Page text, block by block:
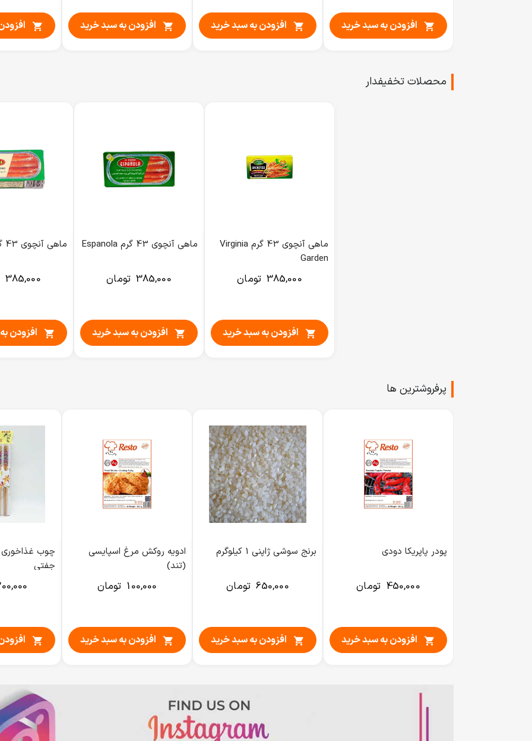
  افزودن به سبد خرید  افزودن به سبد خرید  افزودن به سبد خرید
محصلات تخفیفدار
ماهی آنچوی 43 گرم Ben-Dels
385,000
 افزودن
ماهی آنچوی 43 گرم Espanola
385,000 تومان
 افزودن به سبد خرید
ماهی آنچوی 43 گرم Virginia
Garden
385,000 تومان
 افزودن به سبد خرید
پرفروشترین ها
جفتی

ادویه روکش مرغ اسپایسی
(تند)
100,000 تومان
 افزودن به سبد خرید
برنج سوشی ژاپنی 1 کیلوگرم
650,000 تومان
 افزودن به سبد خرید
پودر پاپریکا دودی
450,000 تومان
 افزودن به سبد خرید